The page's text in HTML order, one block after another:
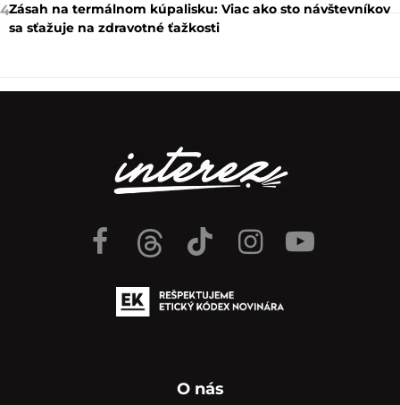
4Zásah na termálnom kúpalisku: Viac ako sto návštevníkov
sa sťažuje na zdravotné ťažkosti
O nás